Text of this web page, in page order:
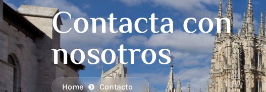
Contacta con
nosotros
Home Contacto